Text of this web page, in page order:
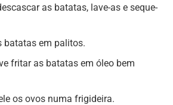
as batatas, lave-as e seque-
batatas em palitos.
fritar as batatas em óleo bem
os ovos numa frigideira.